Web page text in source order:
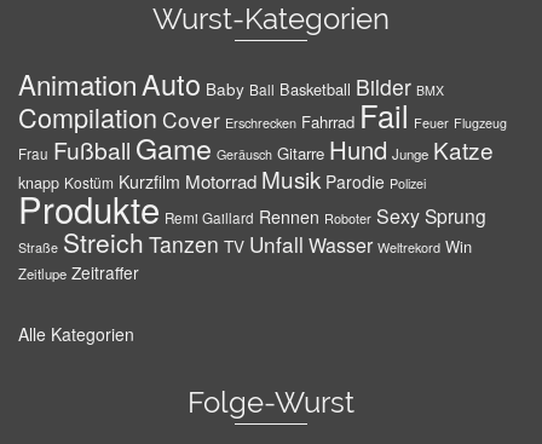
Wurst-Kategorien
AnimationAuto Baby Ball Basketball Bilder BMX
Compilation Cover Erschrecken Fahrrad Fail Feuer Flugzeug
Frau Fußball Game Geräusch Gitarre Hund Junge Katze
knapp Kostüm Kurzfilm Motorrad Musik Parodie Polizei
Produkte Remi Gaillard Rennen Roboter SexySprung
Straße Streich Tanzen TV Unfall Wasser Weltrekord Win
Zeitlupe Zeitraffer
Alle Kategorien
Folge-Wurst